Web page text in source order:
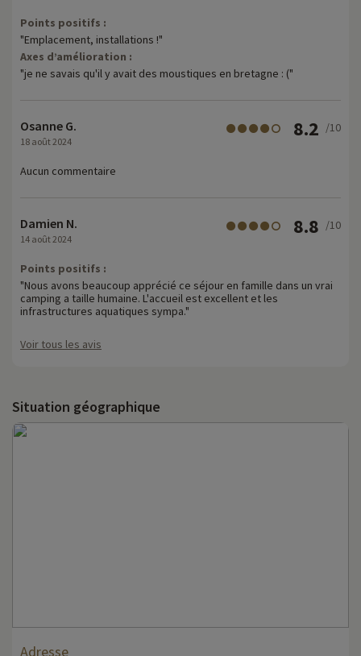
Points positifs :
"Emplacement, installations !"
Axes d’amélioration :
"je ne savais qu'il y avait des moustiques en bretagne : ("
Osanne G.
18 août 2024
8.2 /10
Aucun commentaire
Damien N.
14 août 2024
8.8 /10
Points positifs :
"Nous avons beaucoup apprécié ce séjour en famille dans un vrai
camping a taille humaine. L'accueil est excellent et les
infrastructures aquatiques sympa."
Voir tous les avis
Situation géographique
Adresse